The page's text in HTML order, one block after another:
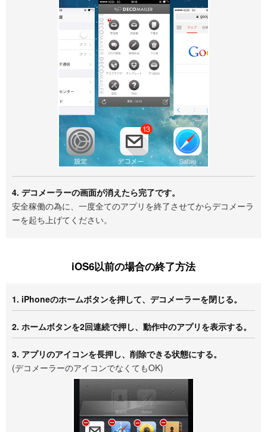
4. デコメーラーの画面が消えたら完了です。
安全稼働の為に、一度全てのアプリを終了させてからデコメーラ
ーを起ち上げてください。
iOS6以前の場合の終了方法
1. iPhoneのホームボタンを押して、デコメーラーを閉じる。
2. ホームボタンを2回連続で押し、動作中のアプリを表示する。
3. アプリのアイコンを長押し、削除できる状態にする。
(デコメーラーのアイコンでなくてもOK)